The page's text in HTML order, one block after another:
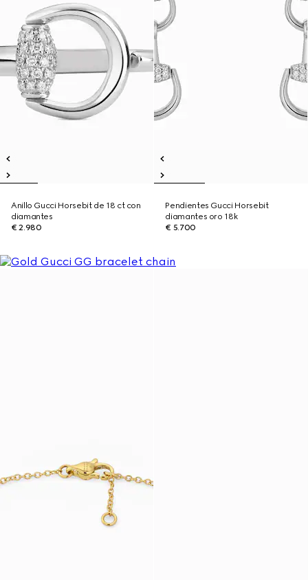
Anillo Gucci Horsebit de 18 ct con
diamantes
€ 2.980
Pendientes Gucci Horsebit
diamantes oro 18k
€ 5.700